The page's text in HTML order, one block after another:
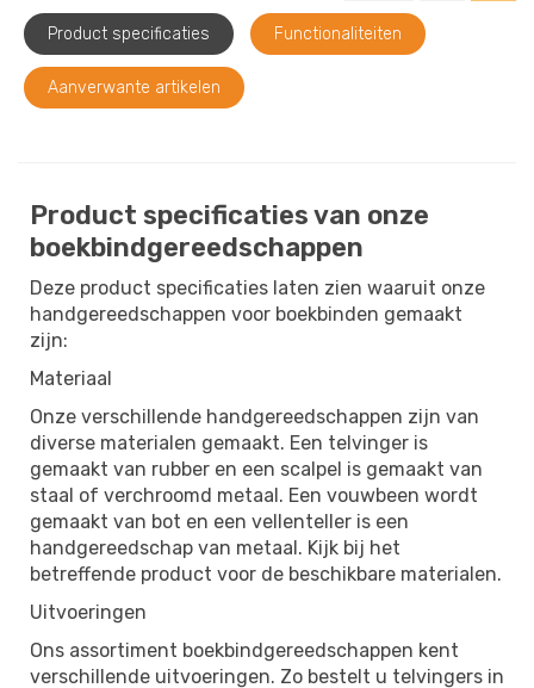
Product specificaties Functionaliteiten
Aanverwante artikelen
Product specificaties van onze
boekbindgereedschappen
Deze product specificaties laten zien waaruit onze
handgereedschappen voor boekbinden gemaakt
zijn:
Materiaal
Onze verschillende handgereedschappen zijn van
diverse materialen gemaakt. Een telvinger is
gemaakt van rubber en een scalpel is gemaakt van
staal of verchroomd metaal. Een vouwbeen wordt
gemaakt van bot en een vellenteller is een
handgereedschap van metaal. Kijk bij het
betreffende product voor de beschikbare materialen.
Uitvoeringen
Ons assortiment boekbindgereedschappen kent
verschillende uitvoeringen. Zo bestelt u telvingers in